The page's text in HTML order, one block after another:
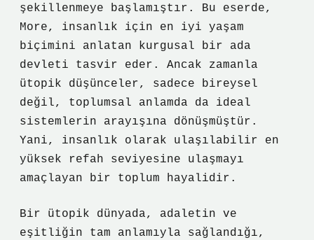
şekillenmeye başlamıştır. Bu eserde,
More, insanlık için en iyi yaşam
biçimini anlatan kurgusal bir ada
devleti tasvir eder. Ancak zamanla
ütopik düşünceler, sadece bireysel
değil, toplumsal anlamda da ideal
sistemlerin arayışına dönüşmüştür.
Yani, insanlık olarak ulaşılabilir en
yüksek refah seviyesine ulaşmayı
amaçlayan bir toplum hayalidir.
Bir ütopik dünyada, adaletin ve
eşitliğin tam anlamıyla sağlandığı,